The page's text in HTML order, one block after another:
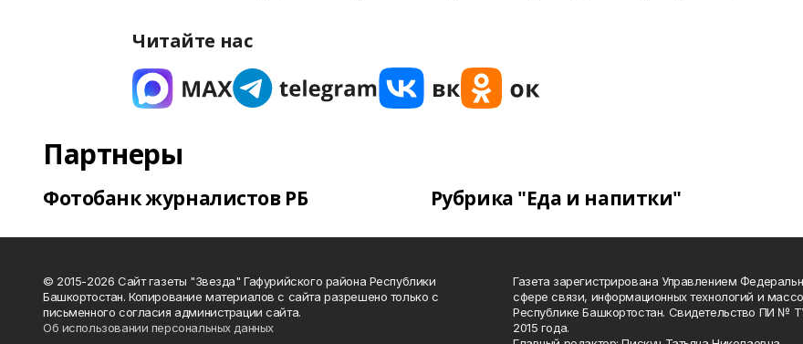
Читайте нас
Партнеры
Фотобанк журналистов РБ Рубрика "Еда и напитки"
© 2015-2026 Сайт газеты "Звезда" Гафурийского района Республики
Башкортостан. Копирование материалов с сайта разрешено только с
письменного согласия администрации сайта.
Об использовании персональных данных
Газета зарегистрирована Управлением
сфере связи, информационных технологий и
Республике Башкортостан. Свидетельство ПИ №
2015 года.